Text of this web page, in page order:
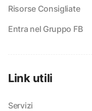
Risorse Consigliate
Entra nel Gruppo FB
Link utili
Servizi